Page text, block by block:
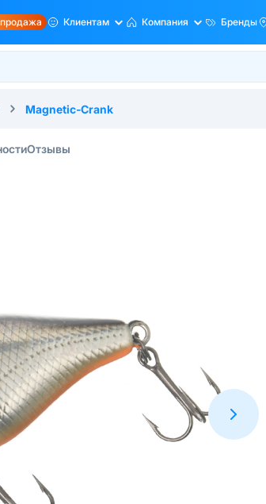
Клиентам Компания Бренды
Magnetic-Crank
Отзывы